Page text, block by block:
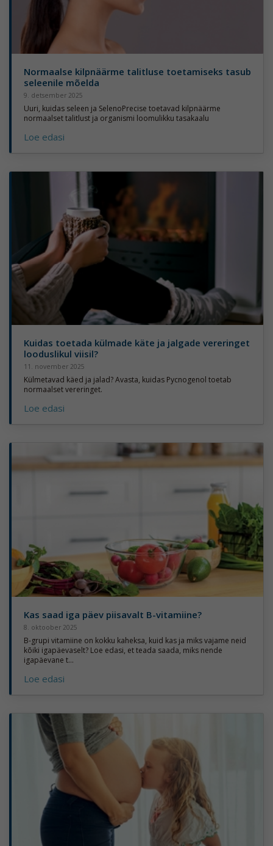
Normaalse kilpnäärme talitluse toetamiseks tasub
seleenile mõelda
9. detsember 2025
Uuri, kuidas seleen ja SelenoPrecise toetavad kilpnäärme
normaalset talitlust ja organismi loomulikku tasakaalu
Loe edasi
Kuidas toetada külmade käte ja jalgade vereringet
looduslikul viisil?
11. november 2025
Külmetavad käed ja jalad? Avasta, kuidas Pycnogenol toetab
normaalset vereringet.
Loe edasi
Kas saad iga päev piisavalt B-vitamiine?
8. oktoober 2025
B-grupi vitamiine on kokku kaheksa, kuid kas ja miks vajame neid
kõiki igapäevaselt? Loe edasi, et teada saada, miks nende
igapäevane t...
Loe edasi